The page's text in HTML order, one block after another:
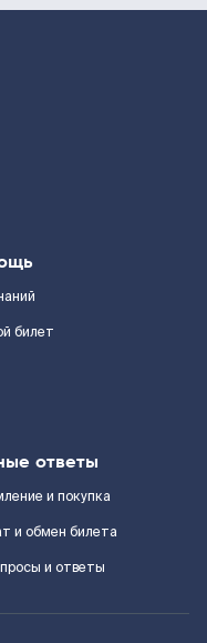
билет
ответы
и покупка
и обмен билета
и ответы